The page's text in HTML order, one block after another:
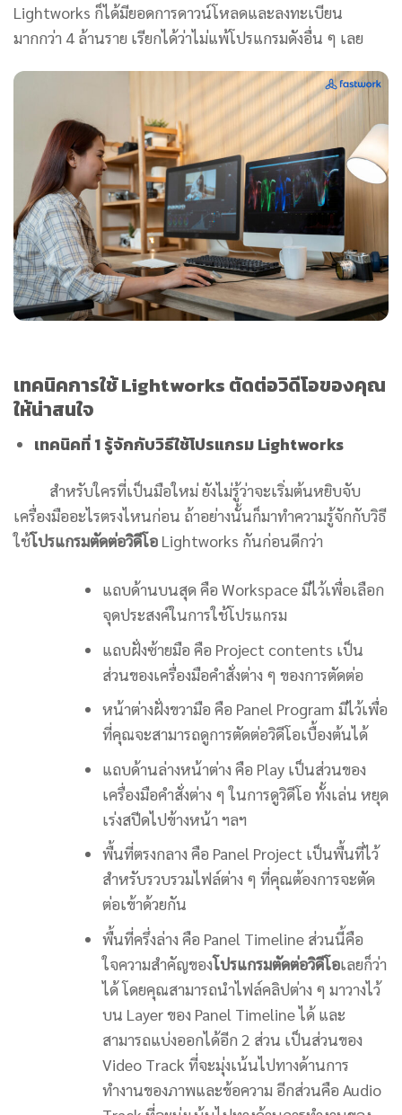
Lightworks ก็ได้มียอดการดาวน์โหลดและลงทะเบียน
มากกว่า 4 ล้านราย เรียกได้ว่าไม่แพ้โปรแกรมดังอื่น ๆ เลย
เทคนิคการใช้ Lightworks ตัดต่อวิดีโอของคุณ
ให้น่าสนใจ
เทคนิคที่ 1 รู้จักกับวิธีใช้โปรแกรม Lightworks
สำหรับใครที่เป็นมือใหม่ ยังไม่รู้ว่าจะเริ่มต้นหยิบจับ
เครื่องมืออะไรตรงไหนก่อน ถ้าอย่างนั้นก็มาทำความรู้จักกับวิธี
ใช้โปรแกรมตัดต่อวิดีโอ Lightworks กันก่อนดีกว่า
แถบด้านบนสุด คือ Workspace มีไว้เพื่อเลือก
จุดประสงค์ในการใช้โปรแกรม
แถบฝั่งซ้ายมือ คือ Project contents เป็น
ส่วนของเครื่องมือคำสั่งต่าง ๆ ของการตัดต่อ
หน้าต่างฝั่งขวามือ คือ Panel Program มีไว้เพื่อ
ที่คุณจะสามารถดูการตัดต่อวิดีโอเบื้องต้นได้
แถบด้านล่างหน้าต่าง คือ Play เป็นส่วนของ
เครื่องมือคำสั่งต่าง ๆ ในการดูวิดีโอ ทั้งเล่น หยุด
เร่งสปีดไปข้างหน้า ฯลฯ
พื้นที่ตรงกลาง คือ Panel Project เป็นพื้นที่ไว้
สำหรับรวบรวมไฟล์ต่าง ๆ ที่คุณต้องการจะตัด
ต่อเข้าด้วยกัน
พื้นที่ครึ่งล่าง คือ Panel Timeline ส่วนนี้คือ
ใจความสำคัญของโปรแกรมตัดต่อวิดีโอเลยก็ว่า
ได้ โดยคุณสามารถนำไฟล์คลิปต่าง ๆ มาวางไว้
บน Layer ของ Panel Timeline ได้ และ
สามารถแบ่งออกได้อีก 2 ส่วน เป็นส่วนของ
Video Track ที่จะมุ่งเน้นไปทางด้านการ
ทำงานของภาพและข้อความ อีกส่วนคือ Audio